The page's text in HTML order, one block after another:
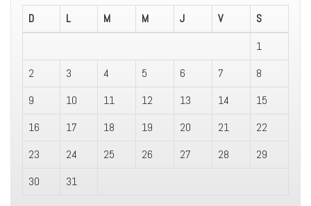
D
L M M J V
S
1
2
3 4 5 6 7
8
9
10 11 12 13 14
15
16
17 18 19 20 21
22
23
24 25 26 27 28
29
30
31